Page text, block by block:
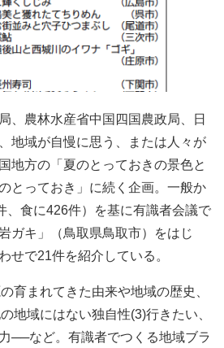
、農林水産省中国四国農政局、日
地域が自慢に思う、または人々が
地方の「夏のとっておきの景色と
とっておき」に続く企画。一般か
、食に426件）を基に有識者会議で
ガキ」（鳥取県鳥取市）をはじ
せで21件を紹介している。
育まれてきた由来や地域の歴史、
地域にはない独自性(3)行きたい、
──など。有識者でつくる地域ブラ